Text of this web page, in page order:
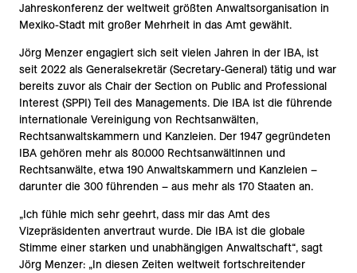
Jahreskonferenz der weltweit größten Anwaltsorganisation in
Mexiko-Stadt mit großer Mehrheit in das Amt gewählt.
Jörg Menzer engagiert sich seit vielen Jahren in der IBA, ist
seit 2022 als Generalsekretär (Secretary-General) tätig und war
bereits zuvor als Chair der Section on Public and Professional
Interest (SPPI) Teil des Managements. Die IBA ist die führende
internationale Vereinigung von Rechtsanwälten,
Rechtsanwaltskammern und Kanzleien. Der 1947 gegründeten
IBA gehören mehr als 80.000 Rechtsanwältinnen und
Rechtsanwälte, etwa 190 Anwaltskammern und Kanzleien –
darunter die 300 führenden – aus mehr als 170 Staaten an.
„Ich fühle mich sehr geehrt, dass mir das Amt des
Vizepräsidenten anvertraut wurde. Die IBA ist die globale
Stimme einer starken und unabhängigen Anwaltschaft“, sagt
Jörg Menzer: „In diesen Zeiten weltweit fortschreitender